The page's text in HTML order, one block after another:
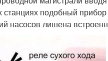
подобный
насосов лишена